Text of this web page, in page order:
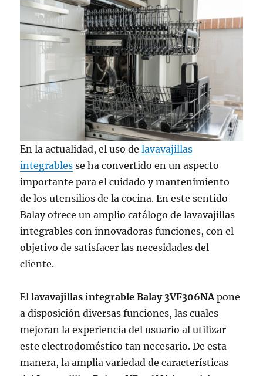
En la actualidad, el uso de lavavajillas
integrables se ha convertido en un aspecto
importante para el cuidado y mantenimiento
de los utensilios de la cocina. En este sentido
Balay ofrece un amplio catálogo de lavavajillas
integrables con innovadoras funciones, con el
objetivo de satisfacer las necesidades del
cliente.
Ellavavajillas integrable Balay 3VF306NApone
a disposición diversas funciones, las cuales
mejoran la experiencia del usuario al utilizar
este electrodoméstico tan necesario. De esta
manera, la amplia variedad de características